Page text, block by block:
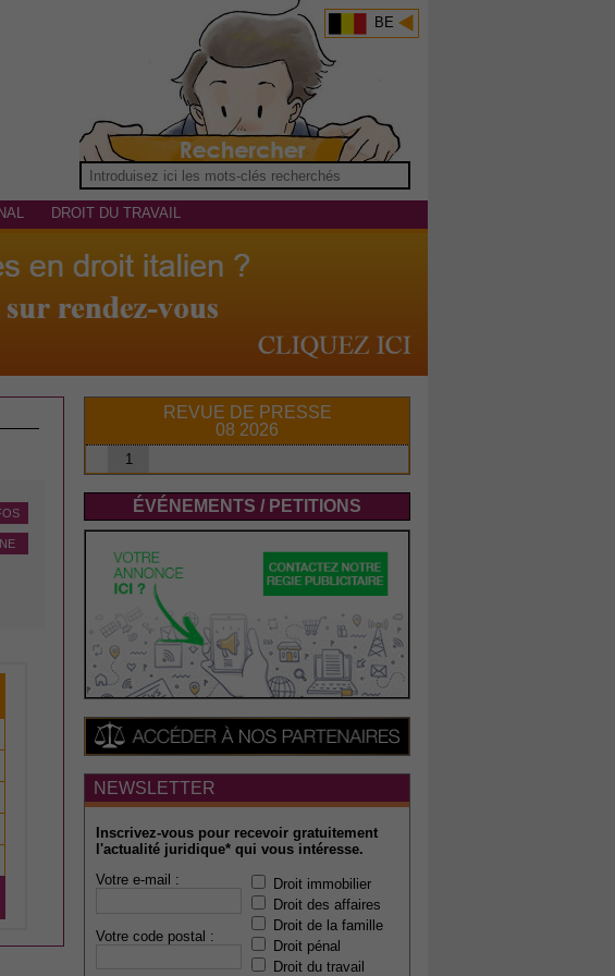
BE
DROIT DU TRAVAIL
REVUE DE PRESSE
08 2026
1
ÉVÉNEMENTS / PETITIONS
NEWSLETTER
Inscrivez-vous pour recevoir gratuitement
l'actualité juridique* qui vous intéresse.
Votre e-mail :
Votre code postal :
Droit immobilier
Droit des affaires
Droit de la famille
Droit pénal
Droit du travail